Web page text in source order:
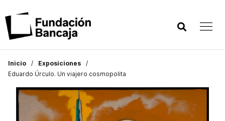
Inicio
Exposiciones
Eduardo Úrculo. Un viajero cosmopolita